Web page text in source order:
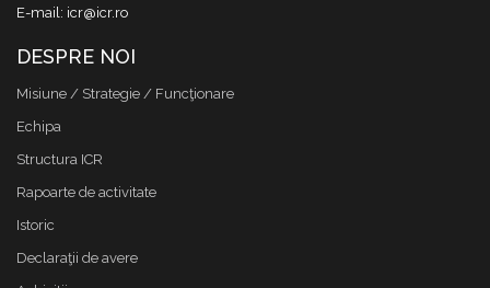
E-mail: icr@icr.ro
DESPRE NOI
Misiune / Strategie / Funcţionare
Echipa
Structura ICR
Rapoarte de activitate
Istoric
Declaraţii de avere